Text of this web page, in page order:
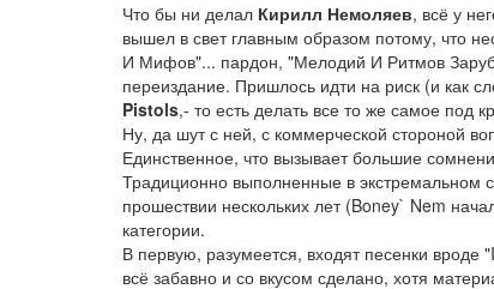
Что бы ни делал Кирилл Немоляев, всё у
вышел в свет главным образом потому, что
И Мифов"... пардон, "Мелодий И Ритмов
переиздание. Пришлось идти на риск (и как
Pistols,- то есть делать все то же самое
Ну, да шут с ней, с коммерческой стороной
Единственное, что вызывает большие
Традиционно выполненные в экстремальном
прошествии нескольких лет (Boney` Nem
категории.
В первую, разумеется, входят песенки
всё забавно и со вкусом сделано, хотя